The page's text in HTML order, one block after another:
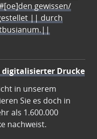
gewissen/
|| durch
digitalisierter Drucke
in unserem
Sie es doch in
als 1.600.000
nachweist.